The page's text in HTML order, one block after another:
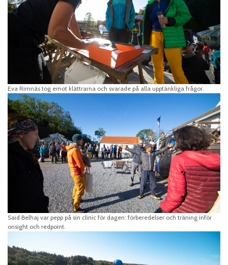
Eva Rimnäs tog emot klättrarna och svarade på alla upptänkliga frågor.
Said Belhaj var pepp på sin clinic för dagen: förberedelser och träning inför
onsight och redpoint.